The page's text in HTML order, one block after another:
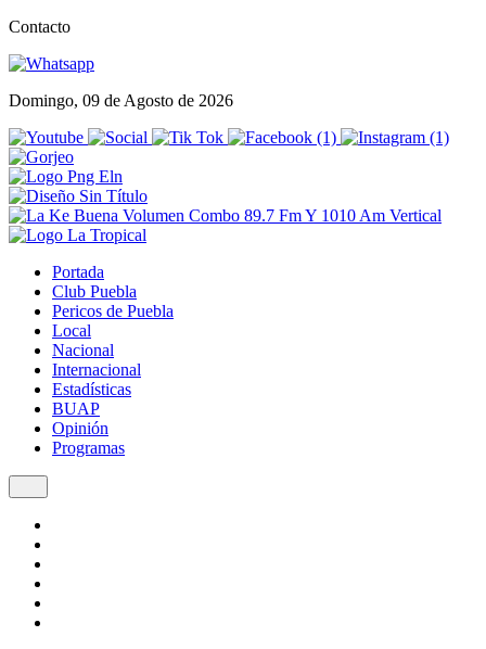
Contacto
Domingo, 09 de Agosto de 2026
Portada
Club Puebla
Pericos de Puebla
Local
Nacional
Internacional
Estadísticas
BUAP
Opinión
Programas